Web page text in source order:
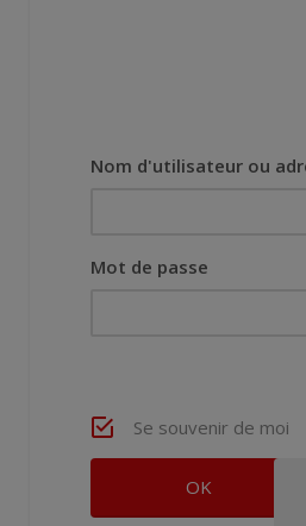
Nom d'utilisateur ou
Mot de passe
Se souvenir de moi